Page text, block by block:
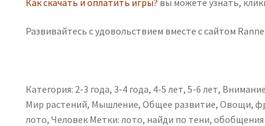
Развивайтесь с удовольствием вместе с сайтом
Категория: 2-3 года, 3-4 года, 4-5 лет, 5-6 лет, Внимание
Мир растений, Мышление, Общее развитие, Овощи,
лото, Человек Метки: лото, найди по тени, обобщения